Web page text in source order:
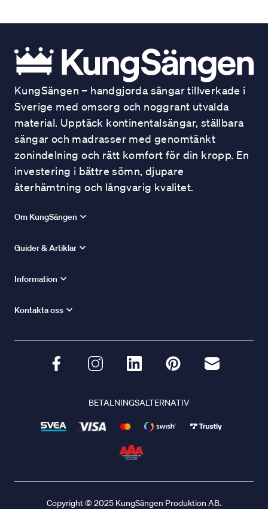
KungSängen – handgjorda sängar tillverkade i
Sverige med omsorg och noggrant utvalda
material. Upptäck kontinentalsängar, ställbara
sängar och madrasser med genomtänkt
zonindelning och rätt komfort för din kropp. En
investering i bättre sömn, djupare
återhämtning och långvarig kvalitet.
Om KungSängen
Guider & Artiklar
Information
Kontakta oss
BETALNINGSALTERNATIV
Copyright © 2025 KungSängen Produktion AB.